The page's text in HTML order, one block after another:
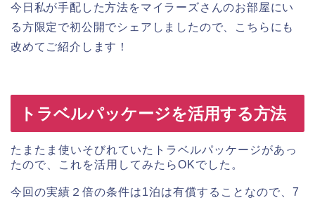
今日私が手配した方法をマイラーズさんのお部屋にい
る方限定で初公開でシェアしましたので、こちらにも
改めてご紹介します！
トラベルパッケージを活用する方法
たまたま使いそびれていたトラベルパッケージがあっ
たので、これを活用してみたらOKでした。
今回の実績２倍の条件は1泊は有償することなので、7